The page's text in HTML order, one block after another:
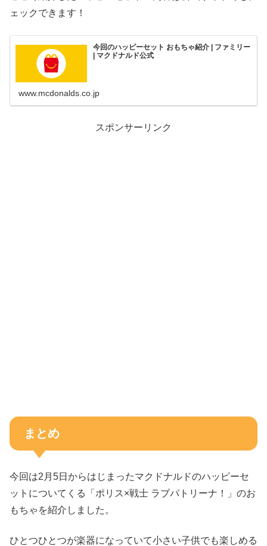
ェックできます！
今回のハッピーセット おもちゃ紹介 | ファミリー
| マクドナルド公式
www.mcdonalds.co.jp
スポンサーリンク
まとめ
今回は2月5日からはじまったマクドナルドのハッピーセ
ットについてくる「ポリス×戦士 ラブパトリーナ！」のお
もちゃを紹介しました。
ひとつひとつが楽器になっていて小さい子供でも楽しめる